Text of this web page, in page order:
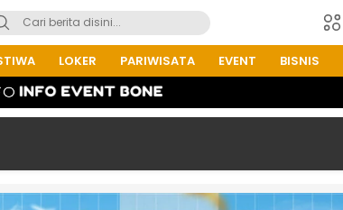
LOKER PARIWISATA EVENT BISNIS